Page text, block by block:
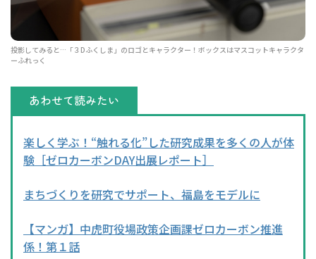
投影してみると…「３Dふくしま」のロゴとキャラクター！ボックスはマスコットキャラクタ
ーふれっく
あわせて読みたい
楽しく学ぶ！“触れる化”した研究成果を多くの人が体
験［ゼロカーボンDAY出展レポート］
まちづくりを研究でサポート、福島をモデルに
【マンガ】中虎町役場政策企画課ゼロカーボン推進
係！第１話